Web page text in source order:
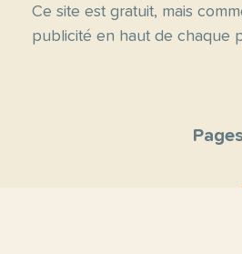
Ce site est gratuit, mais
publicité en haut de chaque